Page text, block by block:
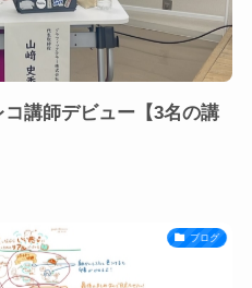
コ講師デビュー【3名の講
ブログ